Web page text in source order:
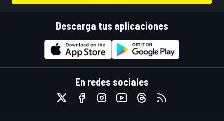
Descarga tus aplicaciones
En redes sociales